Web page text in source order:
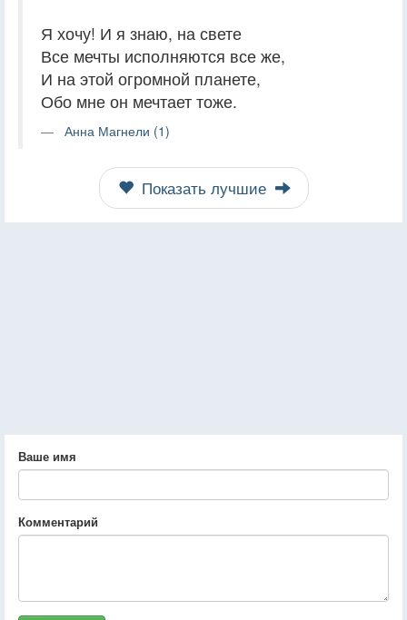
Я хочу! И я знаю, на свете
Все мечты исполняются все же,
И на этой огромной планете,
Обо мне он мечтает тоже.
Анна Магнели (1)
Показать лучшие
Ваше имя
Комментарий